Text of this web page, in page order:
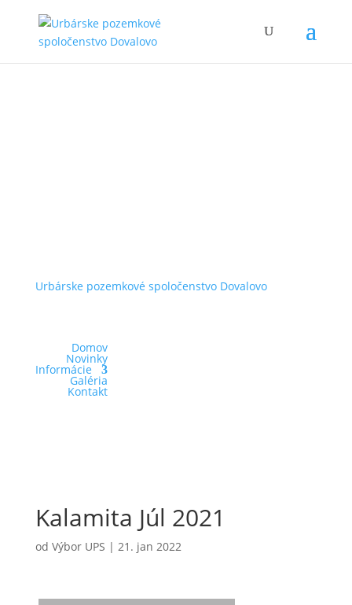
Urbárske pozemkové spoločenstvo Dovalovo
Domov
Novinky
Informácie
Galéria
Kontakt
Kalamita Júl 2021
od Výbor UPS | 21. jan 2022